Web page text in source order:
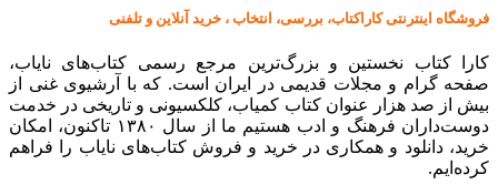
فروشگاه اینترنتی کاراکتاب، بررسی، انتخاب ، خرید آنلاین و تلفنی
کارا کتاب نخستین و بزرگ‌ترین مرجع رسمی کتاب‌های نایاب،
صفحه گرام و مجلات قدیمی در ایران است. که با آرشیوی غنی از
بیش از صد هزار عنوان کتاب کمیاب، کلکسیونی و تاریخی در خدمت
دوست‌داران فرهنگ و ادب هستیم ما از سال ۱۳۸۰ تاکنون، امکان
خرید، دانلود و همکاری در خرید و فروش کتاب‌های نایاب را فراهم
کرده‌ایم.